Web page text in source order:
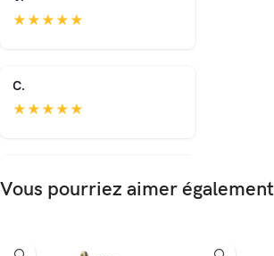
★★★★★
C.
★★★★★
Vous pourriez aimer également